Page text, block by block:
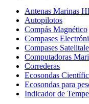
Antenas Marinas
Autopilotos
Compás Magnético
Compases
Compases
Computadoras
Correderas
Ecosondas
Ecosondas para
Indicador de